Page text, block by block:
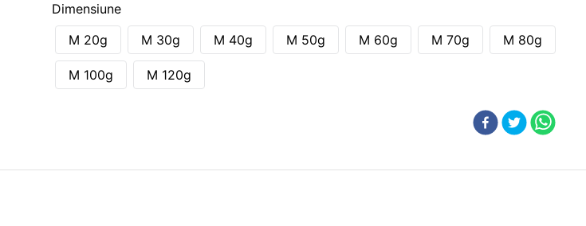
Dimensiune
M 20g
M 30g M 40g M 50g M 60g M 70g M 80g
M 100g M 120g